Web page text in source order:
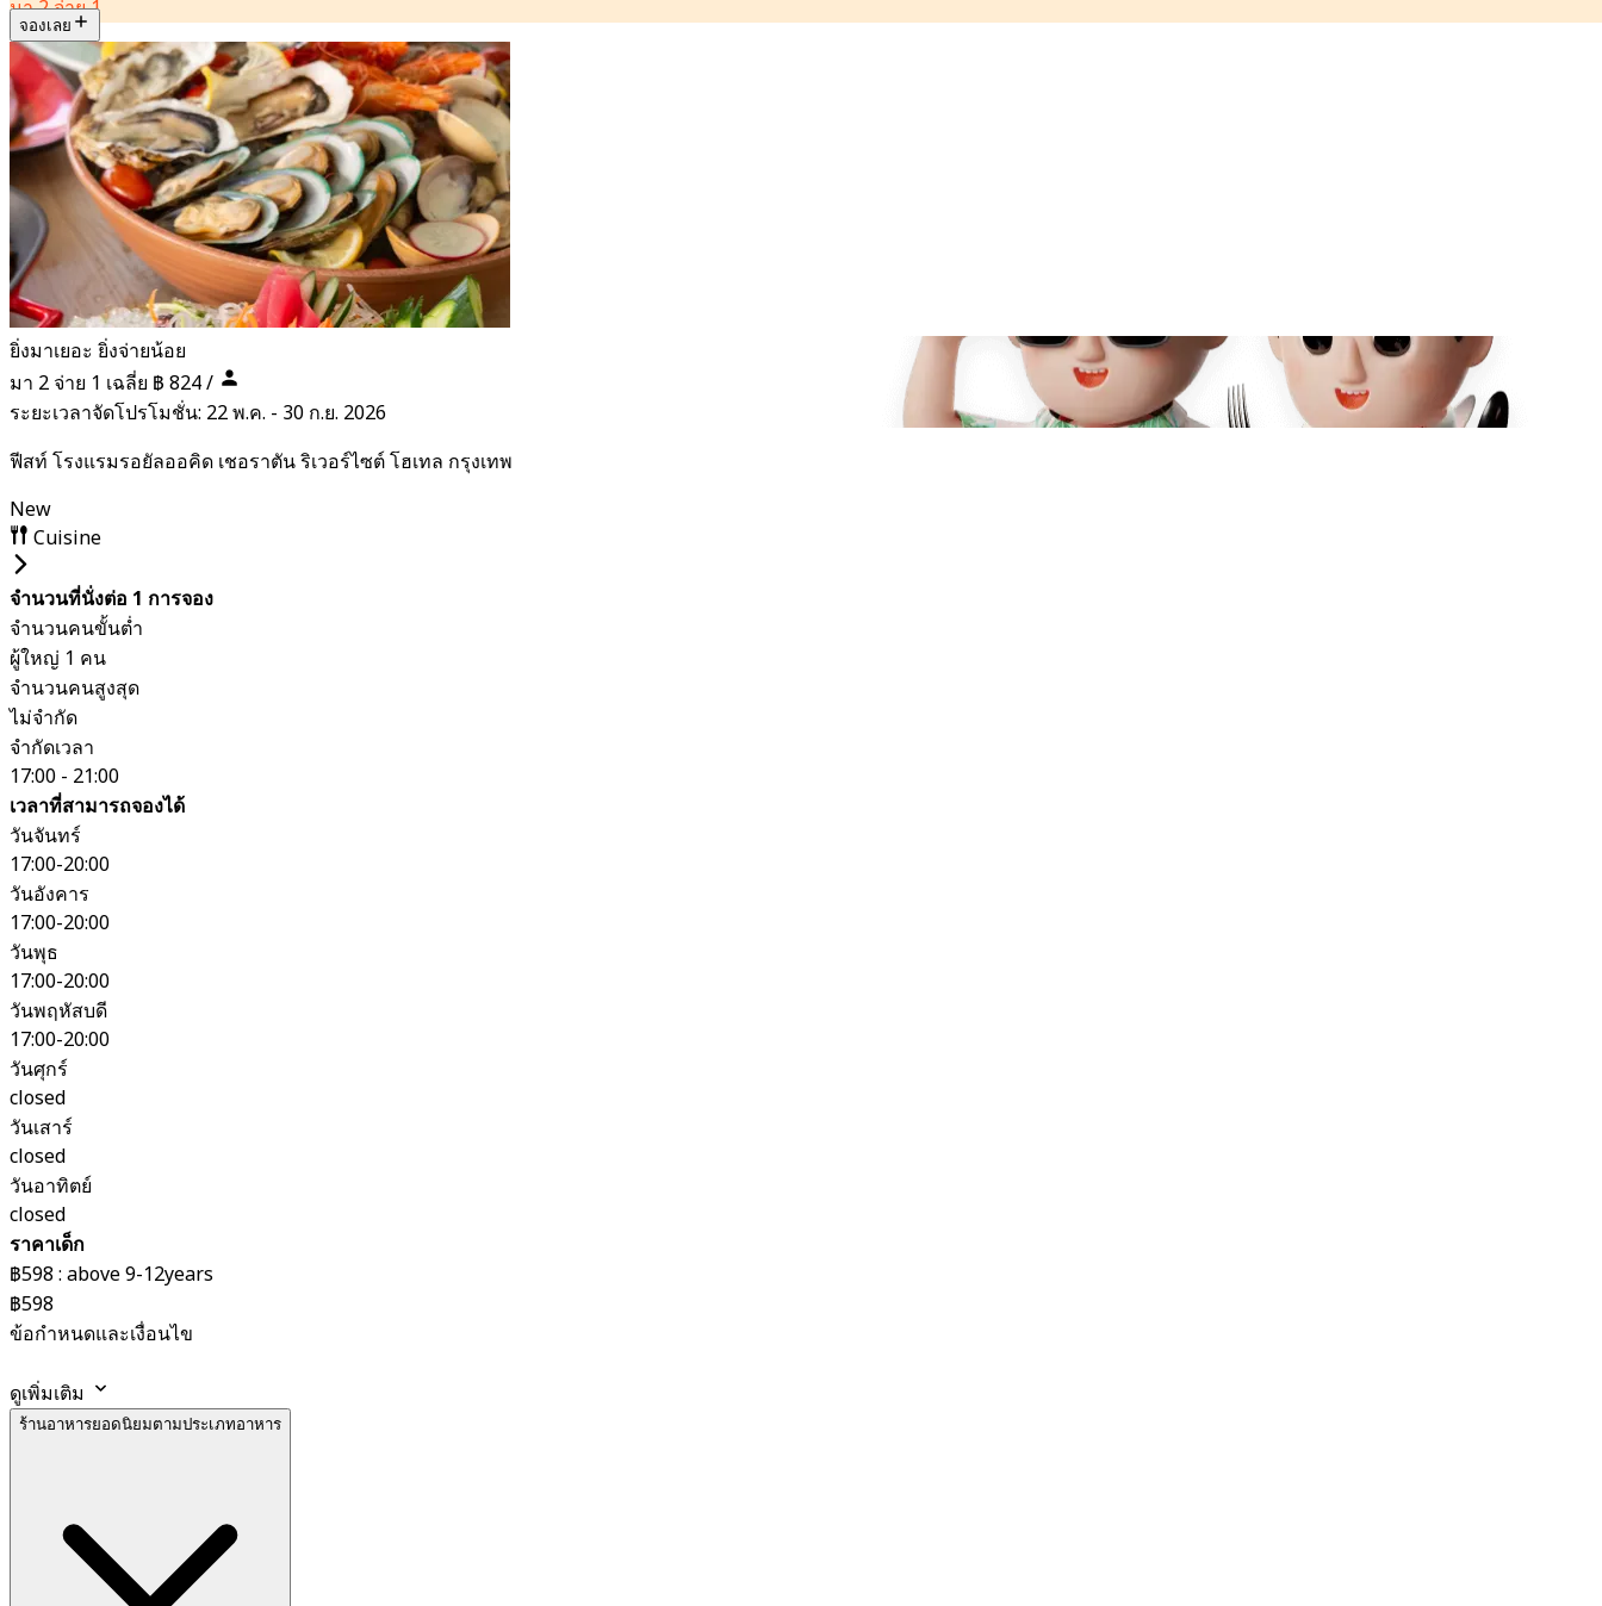
มา 2 จ่าย 1
จองเลย
ยิ่งมาเยอะ ยิ่งจ่ายน้อย
มา 2 จ่าย 1 เฉลี่ย ฿ 824 /
ระยะเวลาจัดโปรโมชั่น: 22 พ.ค. - 30 ก.ย. 2026
ฟีสท์ โรงแรมรอยัลออคิด เชอราตัน ริเวอร์ไซต์ โฮเทล กรุงเทพ
New
Cuisine
จำนวนที่นั่งต่อ 1 การจอง
จำนวนคนขั้นต่ำ
ผู้ใหญ่ 1 คน
จำนวนคนสูงสุด
ไม่จำกัด
จำกัดเวลา
17:00 - 21:00
เวลาที่สามารถจองได้
วันจันทร์
17:00-20:00
วันอังคาร
17:00-20:00
วันพุธ
17:00-20:00
วันพฤหัสบดี
17:00-20:00
วันศุกร์
closed
วันเสาร์
closed
วันอาทิตย์
closed
ราคาเด็ก
฿598 : above 9-12years
฿598
ข้อกำหนดและเงื่อนไข
ดูเพิ่มเติม
ร้านอาหารยอดนิยมตามประเภทอาหาร